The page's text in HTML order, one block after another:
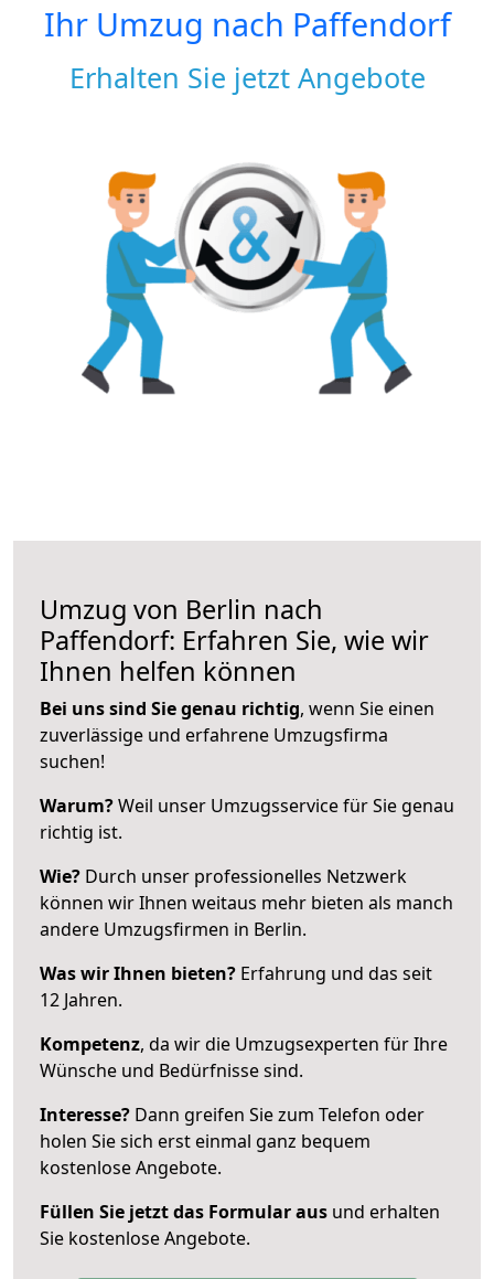
Ihr Umzug nach Paffendorf
Erhalten Sie jetzt Angebote
Umzug von Berlin nach
Paffendorf: Erfahren Sie, wie wir
Ihnen helfen können
Bei uns sind Sie genau richtig, wenn Sie einen
zuverlässige und erfahrene Umzugsfirma
suchen!
Warum?Weil unser Umzugsservice für Sie genau
richtig ist.
Wie? Durch unser professionelles Netzwerk
können wir Ihnen weitaus mehr bieten als manch
andere Umzugsfirmen in Berlin.
Was wir Ihnen bieten? Erfahrung und das seit
12 Jahren.
Kompetenz, da wir die Umzugsexperten für Ihre
Wünsche und Bedürfnisse sind.
Interesse? Dann greifen Sie zum Telefon oder
holen Sie sich erst einmal ganz bequem
kostenlose Angebote.
Füllen Sie jetzt das Formular aus und erhalten
Sie kostenlose Angebote.